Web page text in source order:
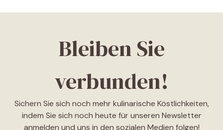
Bleiben Sie
verbunden!
Sichern Sie sich noch mehr kulinarische Köstlichkeiten,
indem Sie sich noch heute für unseren Newsletter
anmelden und uns in den sozialen Medien folgen!